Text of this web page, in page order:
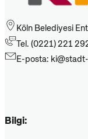
Köln Belediyesi
Tel. (0221) 221
E-posta:
Bilgi: